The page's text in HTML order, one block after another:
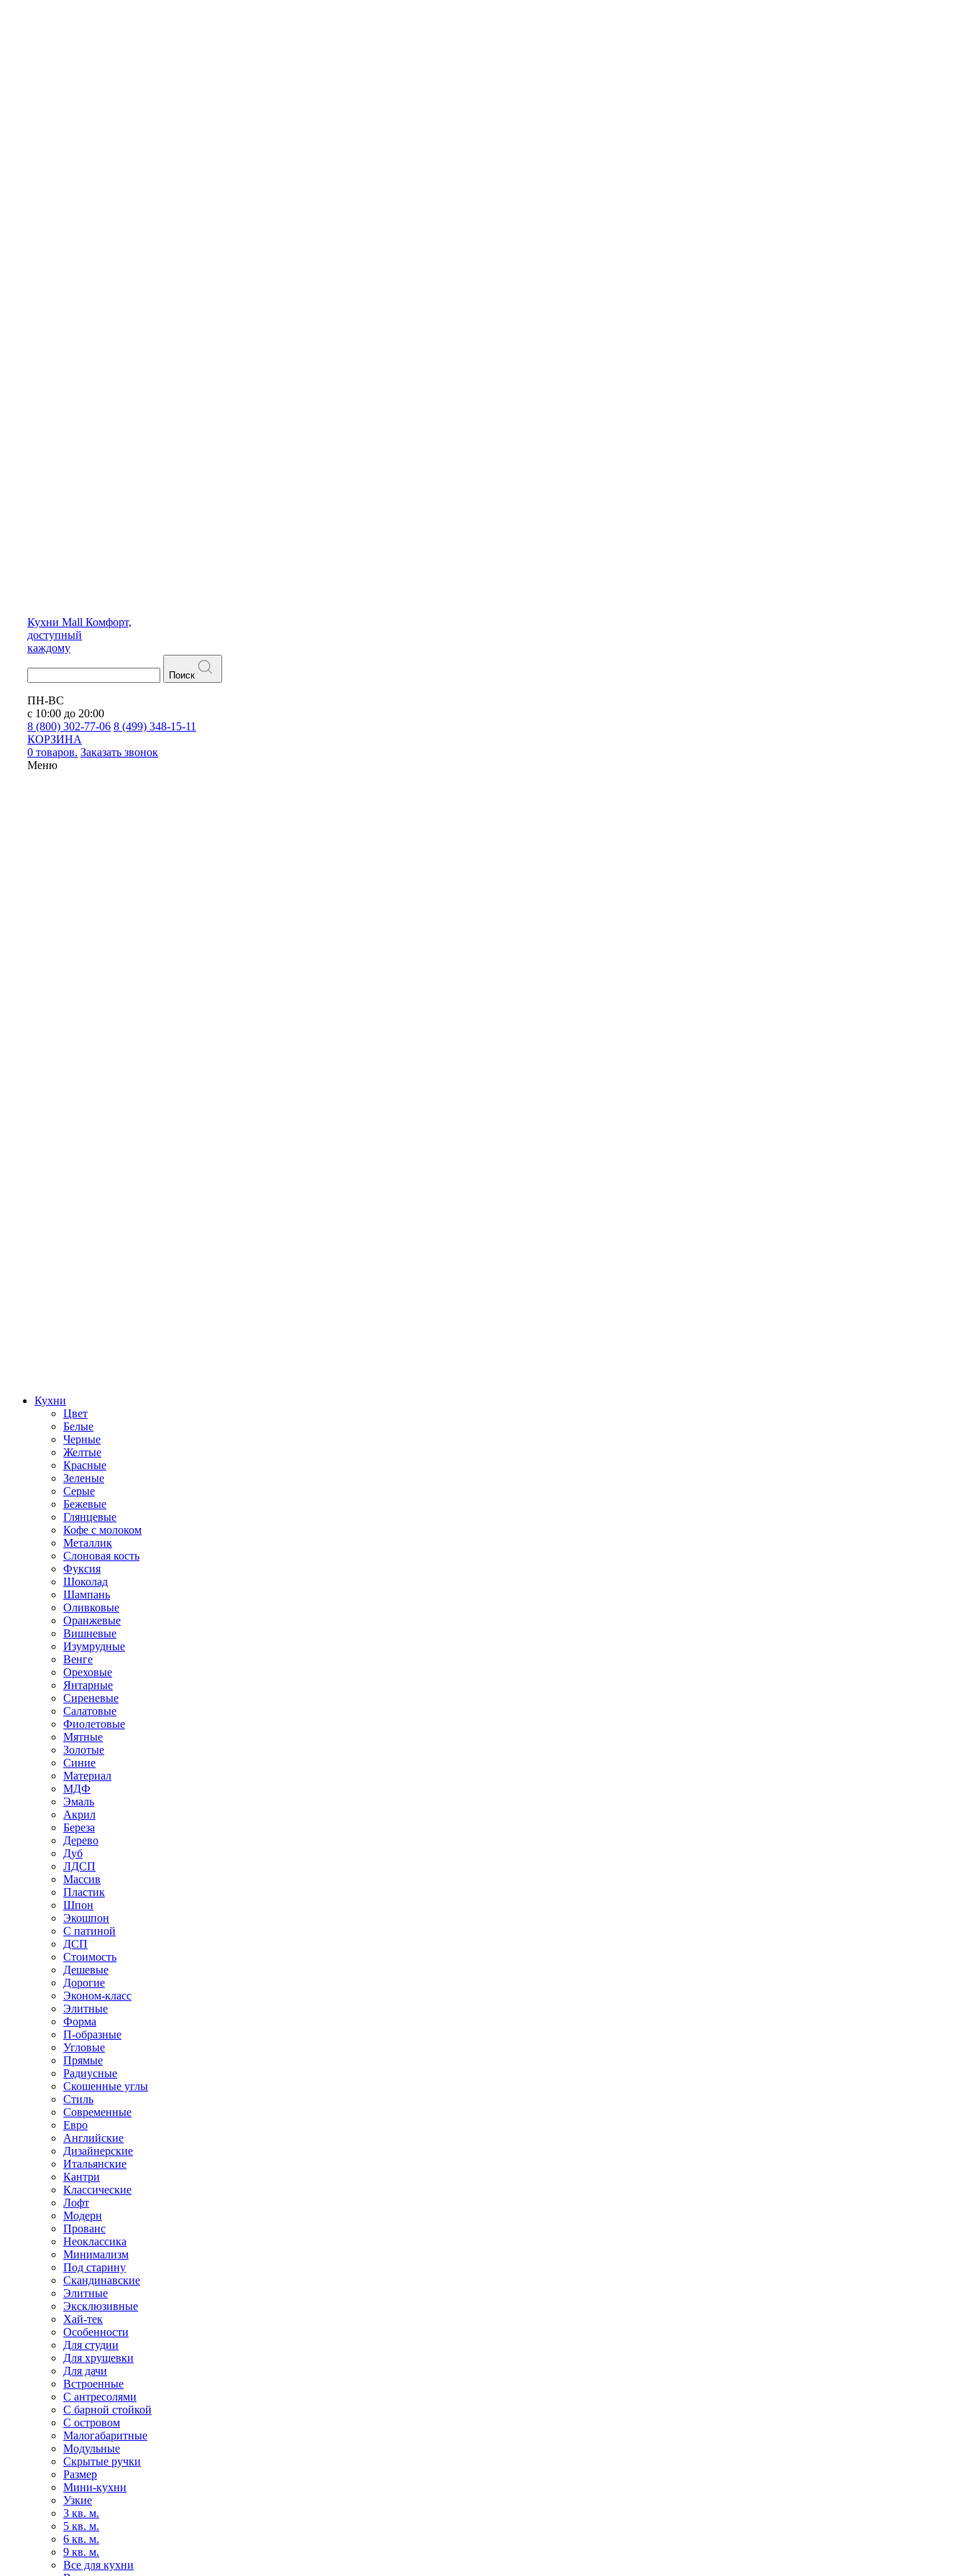
Кухни Mall Комфорт,
доступный
каждому
Поиск
ПН-ВС
с 10:00 до 20:00
8 (800) 302-77-06 8 (499) 348-15-11
КОРЗИНА
0 товаров. Заказать звонок
Меню
Кухни
Цвет
Белые
Черные
Желтые
Красные
Зеленые
Серые
Бежевые
Глянцевые
Кофе с молоком
Металлик
Слоновая кость
Фуксия
Шоколад
Шампань
Оливковые
Оранжевые
Вишневые
Изумрудные
Венге
Ореховые
Янтарные
Сиреневые
Салатовые
Фиолетовые
Мятные
Золотые
Синие
Материал
МДФ
Эмаль
Акрил
Береза
Дерево
Дуб
ЛДСП
Массив
Пластик
Шпон
Экошпон
С патиной
ДСП
Стоимость
Дешевые
Дорогие
Эконом-класс
Элитные
Форма
П-образные
Угловые
Прямые
Радиусные
Скошенные углы
Стиль
Современные
Евро
Английские
Дизайнерские
Итальянские
Кантри
Классические
Лофт
Модерн
Прованс
Неоклассика
Минимализм
Под старину
Скандинавские
Элитные
Эксклюзивные
Хай-тек
Особенности
Для студии
Для хрущевки
Для дачи
Встроенные
С антресолями
С барной стойкой
С островом
Малогабаритные
Модульные
Скрытые ручки
Размер
Мини-кухни
Узкие
3 кв. м.
5 кв. м.
6 кв. м.
9 кв. м.
Все для кухни